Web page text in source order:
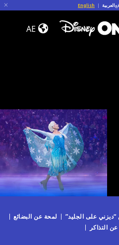
العربية |
English
AE
على الجليد”
لمحة عن البضائع
التذاكر